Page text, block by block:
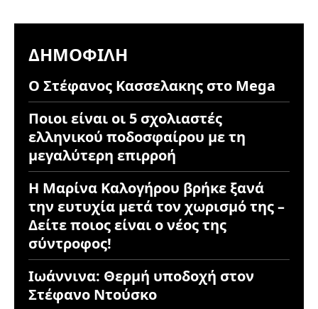
ΔΗΜΟΦΙΛΉ
Ο Στέφανος Κασσελακης στο Mega
Ποιοι είναι οι 5 σχολιαστές
ελληνικού ποδοσφαίρου με τη
μεγαλύτερη επιρροή
Η Μαρίνα Καλογήρου βρήκε ξανά
την ευτυχία μετά τον χωρισμό της –
Δείτε ποιος είναι ο νέος της
σύντροφος!
Ιωάννινα: Θερμή υποδοχή στον
Στέφανο Ντούσκο